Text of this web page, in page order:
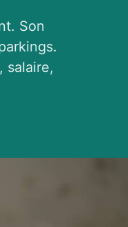
Son
salaire,